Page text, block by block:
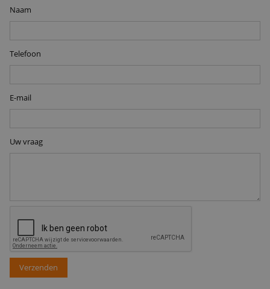
Naam
Telefoon
E-mail
Uw vraag
Verzenden